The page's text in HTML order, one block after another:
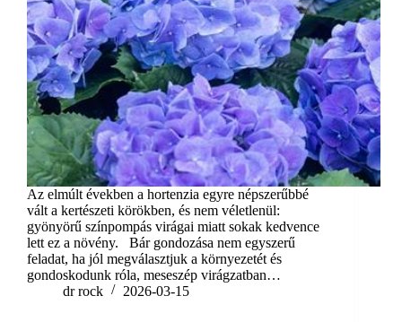
Az elmúlt években a hortenzia egyre népszerűbbé
vált a kertészeti körökben, és nem véletlenül:
gyönyörű színpompás virágai miatt sokak kedvence
lett ez a növény. Bár gondozása nem egyszerű
feladat, ha jól megválasztjuk a környezetét és
gondoskodunk róla, meseszép virágzatban…
dr rock
2026-03-15